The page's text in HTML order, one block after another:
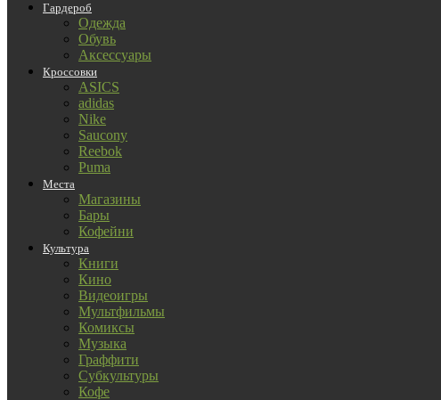
Гардероб
Одежда
Обувь
Аксессуары
Кроссовки
ASICS
adidas
Nike
Saucony
Reebok
Puma
Места
Магазины
Бары
Кофейни
Культура
Книги
Кино
Видеоигры
Мультфильмы
Комиксы
Музыка
Граффити
Субкультуры
Кофе